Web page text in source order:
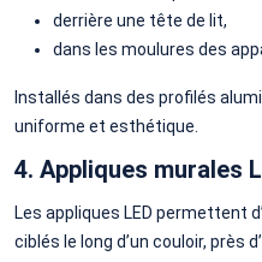
derrière une tête de lit,
dans les moulures des
Installés dans des profilés
uniforme et esthétique.
4. Appliques murales
Les appliques LED permettent
ciblés le long d’un couloir, près